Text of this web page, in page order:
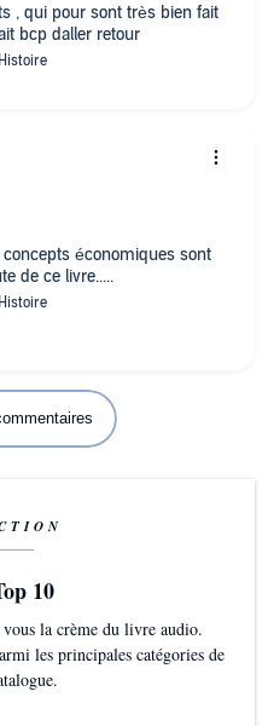
, qui pour sont très bien fait
bcp daller retour
économiques sont
de ce livre.....
10
la crème du livre audio.
les principales catégories de